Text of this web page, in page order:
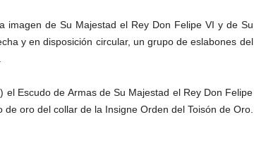
imagen de Su Majestad el Rey Don Felipe VI y de Su
y en disposición circular, un grupo de eslabones del
Escudo de Armas de Su Majestad el Rey Don Felipe
oro del collar de la Insigne Orden del Toisón de Oro.